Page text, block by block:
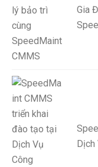
Gia
Dịch